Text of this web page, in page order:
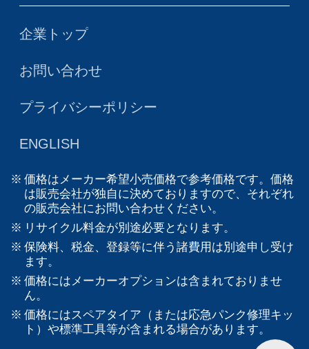
企業トップ
お問い合わせ
プライバシーポリシー
ENGLISH
価格はメーカー希望小売価格で参考価格です。価格
は販売会社が独自に決めておりますので、それぞれ
の販売会社にお問い合わせください。
リサイクル料金が別途必要となります。
保険料、税金、登録等に伴う諸費用は別途申し受け
ます。
価格にはメーカーオプションは含まれておりませ
ん。
価格にはスペアタイア（または応急パンク修理キッ
ト）や標準工具等が含まれる場合があります。